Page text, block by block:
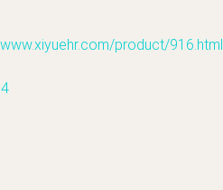
product/916.html